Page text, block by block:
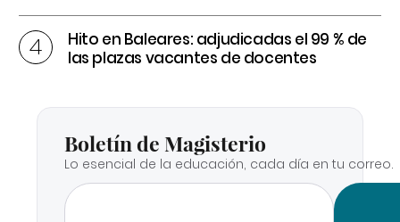
Hito en Baleares: adjudicadas el 99 % de
las plazas vacantes de docentes
Boletín de Magisterio
Lo esencial de la educación, cada día en tu correo.